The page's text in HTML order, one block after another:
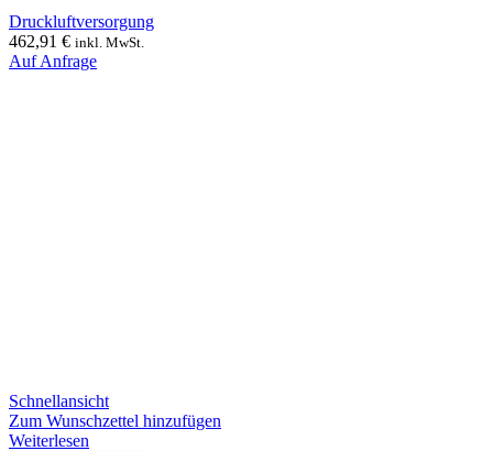
Druckluftversorgung
462,91 € inkl. MwSt.
Auf Anfrage
Schnellansicht
Zum Wunschzettel hinzufügen
Weiterlesen